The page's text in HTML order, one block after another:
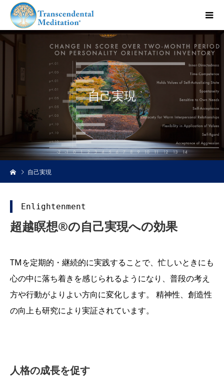
自己実現
自己実現
Enlightenment
超越瞑想®の自己実現への効果
TMを定期的・継続的に実践することで、忙しいときにも
心の中に落ち着きを感じられるようになり、普段の考え
方や行動がよりよい方向に変化します。 精神性、創造性
の向上も研究により実証されています。
人格の成長を促す